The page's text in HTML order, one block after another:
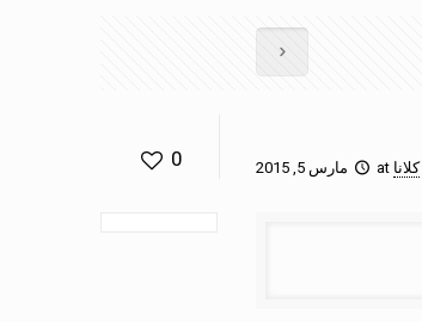
0 كلانا at مارس 5, 2015